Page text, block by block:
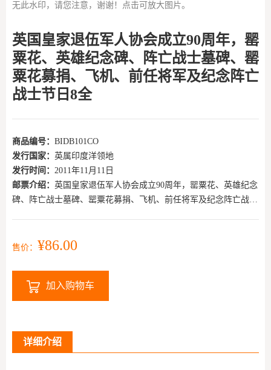
无此水印，请您注意，谢谢！点击可放大图片。
英国皇家退伍军人协会成立90周年，罂
粟花、英雄纪念碑、阵亡战士墓碑、罂
粟花募捐、飞机、前任将军及纪念阵亡
战士节日8全
商品编号： BIDB101CO
发行国家： 英属印度洋领地
发行时间： 2011年11月11日
邮票介绍： 英国皇家退伍军人协会成立90周年，罂粟花、英雄纪念
碑、阵亡战士墓碑、罂粟花募捐、飞机、前任将军及纪念阵亡战士
售价： ¥86.00
加入购物车
详细介绍